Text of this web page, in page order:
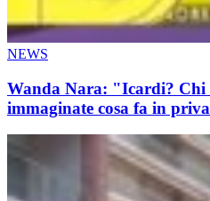
NEWS
Wanda Nara: "Icardi? Chi
immaginate cosa fa in